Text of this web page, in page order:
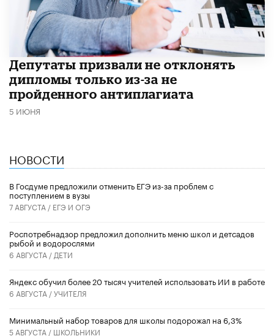
Депутаты призвали не отклонять
дипломы только из-за не
пройденного антиплагиата
5 ИЮНЯ
НОВОСТИ
В Госдуме предложили отменить ЕГЭ из-за проблем с
поступлением в вузы
7 АВГУСТА / ЕГЭ И ОГЭ
Роспотребнадзор предложил дополнить меню школ и детсадов
рыбой и водорослями
6 АВГУСТА / ДЕТИ
​Яндекс обучил более 20 тысяч учителей использовать ИИ в работе
6 АВГУСТА /УЧИТЕЛЯ
Минимальный набор товаров для школы подорожал на 6,3%
5 АВГУСТА / ШКОЛЬНИКИ